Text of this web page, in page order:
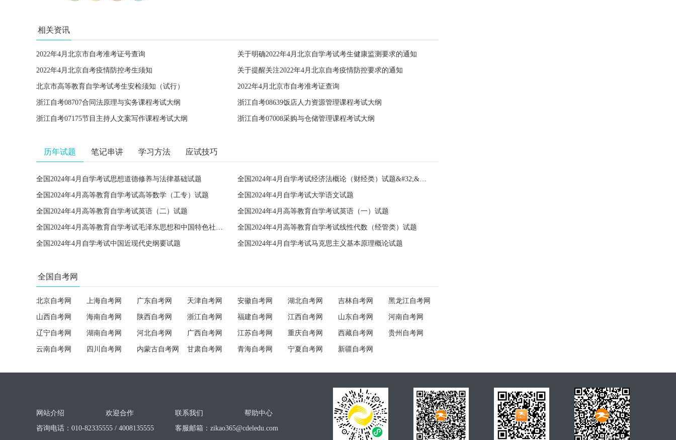
相关资讯
2022年4月北京市自考准考证号查询 关于明确2022年4月北京自学考试考生健康监测要求的通知
2022年4月北京自考疫情防控考生须知 关于提醒关注2022年4月北京自考疫情防控要求的通知
北京市高等教育自学考试考生安检须知（试行） 2022年4月北京市自考准考证查询
浙江自考08707合同法原理与实务课程考试大纲 浙江自考08639饭店人力资源管理课程考试大纲
浙江自考07175节目主持人文案写作课程考试大纲 浙江自考07008采购与仓储管理课程考试大纲
历年试题 笔记串讲 学习方法 应试技巧
全国2024年4月自学考试思想道德修养与法律基础试题 全国2024年4月自学考试经济法概论（财经类）试题&#32;&#32;
全国2024年4月高等教育自学考试高等数学（工专）试题 全国2024年4月自学考试大学语文试题
全国2024年4月高等教育自学考试英语（二）试题 全国2024年4月高等教育自学考试英语（一）试题
全国2024年4月高等教育自学考试毛泽东思想和中国特色社会主义理论体系概论试题 全国2024年4月高等教育自学考试线性代数（经管类）试题
全国2024年4月自学考试中国近现代史纲要试题 全国2024年4月自学考试马克思主义基本原理概论试题
全国自考网
北京自考网 上海自考网 广东自考网 天津自考网 安徽自考网 湖北自考网 吉林自考网 黑龙江自考网
山西自考网 海南自考网 陕西自考网 浙江自考网 福建自考网 江西自考网 山东自考网 河南自考网
辽宁自考网 湖南自考网 河北自考网 广西自考网 江苏自考网 重庆自考网 西藏自考网 贵州自考网
云南自考网 四川自考网 内蒙古自考网 甘肃自考网 青海自考网 宁夏自考网 新疆自考网
网站介绍 欢迎合作 联系我们
帮助中心
咨询电话：010-82335555 / 4008135555
客服邮箱： zikao365@cdeledu.com